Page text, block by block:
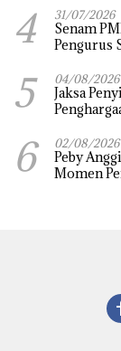
4 31/07/2026
Senam
Pengurus
5 04/08/2026
Jaksa
6 02/08/2026
Peby
Momen